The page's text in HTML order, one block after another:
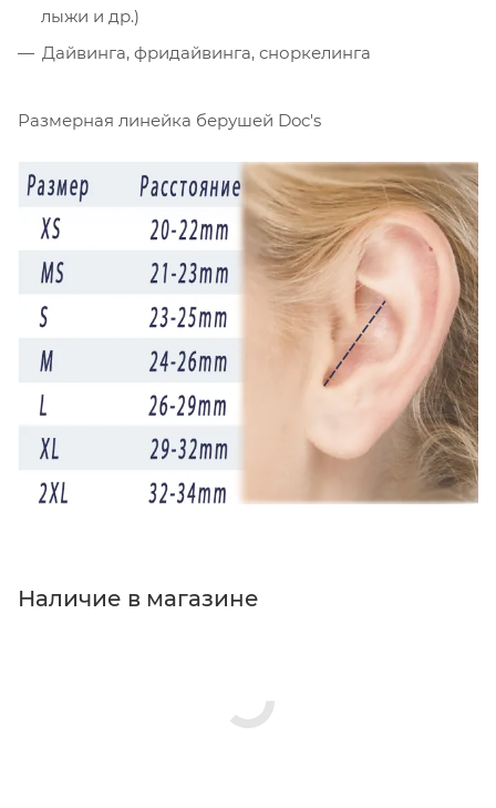
лыжи и др.)
Дайвинга, фридайвинга, сноркелинга
Размерная линейка берушей Doc's
Наличие в магазине